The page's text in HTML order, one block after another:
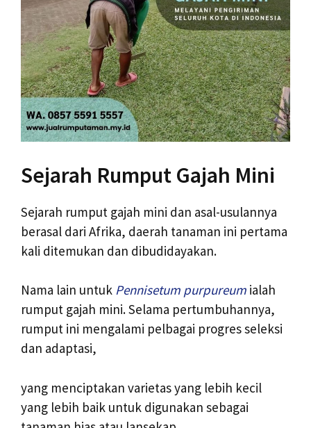
Sejarah Rumput Gajah Mini
Sejarah rumput gajah mini dan asal-usulannya
berasal dari Afrika, daerah tanaman ini pertama
kali ditemukan dan dibudidayakan.
Nama lain untuk Pennisetum purpureum ialah
rumput gajah mini. Selama pertumbuhannya,
rumput ini mengalami pelbagai progres seleksi
dan adaptasi,
yang menciptakan varietas yang lebih kecil
yang lebih baik untuk digunakan sebagai